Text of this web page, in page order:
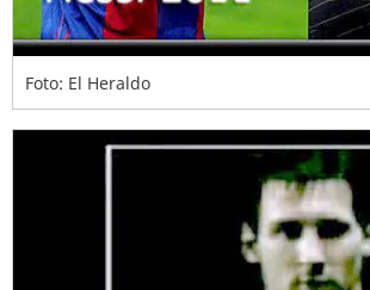
Foto: El Heraldo